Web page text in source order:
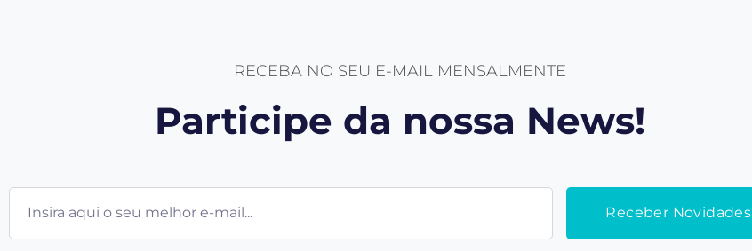
RECEBA NO SEU E-MAIL MENSALMENTE
Participe da nossa News!
Receber Novidades